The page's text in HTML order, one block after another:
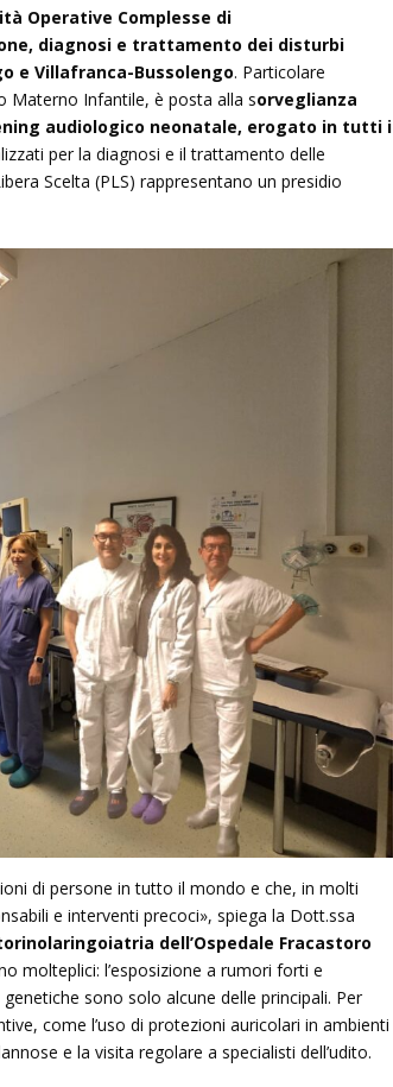
Operative Complesse di
diagnosi e trattamento dei disturbi
e Villafranca-Bussolengo. Particolare
Materno Infantile, è posta alla sorveglianza
audiologico neonatale, erogato in tutti i
per la diagnosi e il trattamento delle
Scelta (PLS) rappresentano un presidio
di persone in tutto il mondo e che, in molti
e interventi precoci», spiega la Dott.ssa
dell’Ospedale Fracastoro
molteplici: l’esposizione a rumori forti e
sono solo alcune delle principali. Per
come l’uso di protezioni auricolari in ambienti
e la visita regolare a specialisti dell’udito.